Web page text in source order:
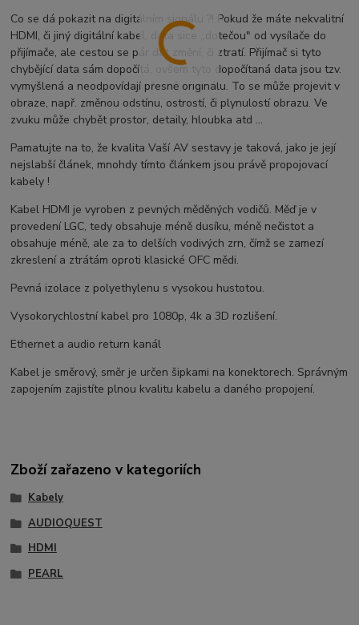
Co se dá pokazit na digitálním signálu ?! Pokud že máte nekvalitní
HDMI, či jiný digitální kabel, data sice ,,dotečou" od vysílače do
přijímače, ale cestou se pár dat změní, či ztratí. Přijímač si tyto
chybějící data sám dopočítá, ovšem tyto dopočítaná data jsou tzv.
vymyšlená a neodpovídají přesně originálu. To se může projevit v
obraze, např. změnou odstínu, ostrostí, či plynulostí obrazu. Ve
zvuku může chybět prostor, detaily, hloubka atd ...
Pamatujte na to, že kvalita Vaší AV sestavy je taková, jako je její
nejslabší článek, mnohdy tímto článkem jsou právě propojovací
kabely !
Kabel HDMI je vyroben z pevných měděných vodičů. Měď je v
provedení LGC, tedy obsahuje méně dusíku, méně nečistot a
obsahuje méně, ale za to delších vodivých zrn, čímž se zamezí
zkreslení a ztrátám oproti klasické OFC mědi.
Pevná izolace z polyethylenu s vysokou hustotou.
Vysokorychlostní kabel pro 1080p, 4k a 3D rozlišení.
Ethernet a audio return kanál
Kabel je směrový, směr je určen šipkami na konektorech. Správným
zapojením zajistíte plnou kvalitu kabelu a daného propojení.
Zboží zařazeno v kategoriích
Kabely
AUDIOQUEST
HDMI
PEARL